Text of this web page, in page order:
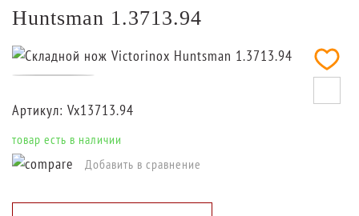
Huntsman 1.3713.94
Артикул: Vx13713.94
товар есть в наличии
Добавить в сравнение